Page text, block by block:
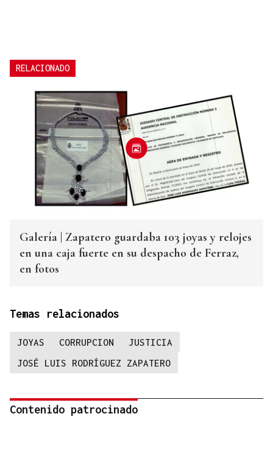
RELACIONADO
Galería | Zapatero guardaba 103 joyas y relojes
en una caja fuerte en su despacho de Ferraz,
en fotos
Temas relacionados
JOYAS CORRUPCION
JUSTICIA
JOSÉ LUIS RODRÍGUEZ ZAPATERO
Contenido patrocinado